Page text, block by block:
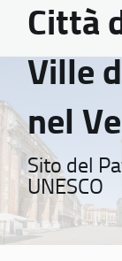
Città
Ville
nel
Sito del
UNESCO